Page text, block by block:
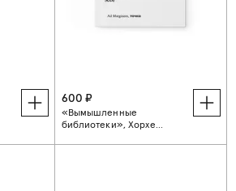
600 ₽
«Вымышленные
библиотеки», Хорхе